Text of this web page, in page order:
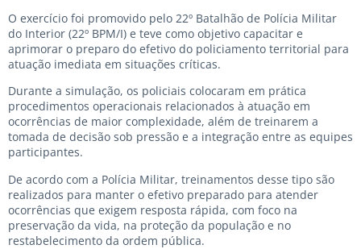
O exercício foi promovido pelo 22º Batalhão de Polícia Militar
do Interior (22º BPM/I) e teve como objetivo capacitar e
aprimorar o preparo do efetivo do policiamento territorial para
atuação imediata em situações críticas.
Durante a simulação, os policiais colocaram em prática
procedimentos operacionais relacionados à atuação em
ocorrências de maior complexidade, além de treinarem a
tomada de decisão sob pressão e a integração entre as equipes
participantes.
De acordo com a Polícia Militar, treinamentos desse tipo são
realizados para manter o efetivo preparado para atender
ocorrências que exigem resposta rápida, com foco na
preservação da vida, na proteção da população e no
restabelecimento da ordem pública.